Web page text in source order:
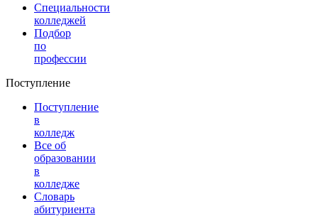
Специальности
колледжей
Подбор
по
профессии
Поступление
Поступление
в
колледж
Все об
образовании
в
колледже
Словарь
абитуриента